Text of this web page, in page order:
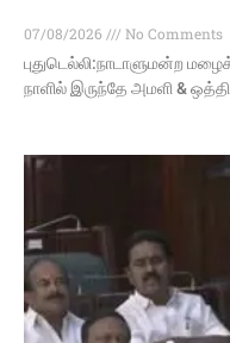
07/08/2026
No Comments
புதுடெல்லி:நாடாளுமன்ற
நாளில் இருந்தே அமளி &